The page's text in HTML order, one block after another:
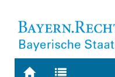
Zur
Zur